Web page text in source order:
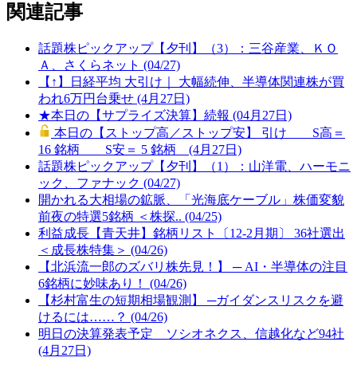
関連記事
話題株ピックアップ【夕刊】（3）：三谷産業、ＫＯ
Ａ、さくらネット (04/27)
【↑】日経平均 大引け｜ 大幅続伸、半導体関連株が買
われ6万円台乗せ (4月27日)
★本日の【サプライズ決算】続報 (04月27日)
本日の【ストップ高／ストップ安】 引け S高＝
16 銘柄 S安＝ 5 銘柄 (4月27日)
話題株ピックアップ【夕刊】（1）：山洋電、ハーモニ
ック、ファナック (04/27)
開かれる大相場の鉱脈、「光海底ケーブル」株価変貌
前夜の特選5銘柄 ＜株探.. (04/25)
利益成長【青天井】銘柄リスト〔12-2月期〕 36社選出
＜成長株特集＞ (04/26)
【北浜流一郎のズバリ株先見！】 ─ AI・半導体の注目
6銘柄に妙味あり！ (04/26)
【杉村富生の短期相場観測】 ─ガイダンスリスクを避
けるには……？ (04/26)
明日の決算発表予定 ソシオネクス、信越化など94社
(4月27日)